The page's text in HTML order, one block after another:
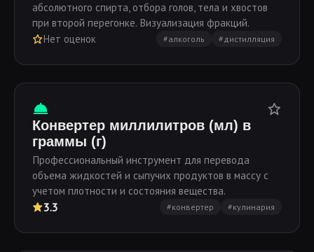
абсолютного спирта, отбора голов, тела и хвостов
при второй перегонке. Визуализация фракций.
Нет оценок
#алкоголь #дистилляция
Конвертер миллилитров (мл) в
граммы (г)
Профессиональный инструмент для перевода
объема жидкостей и сыпучих продуктов в массу с
учетом плотности и состояния вещества.
3.3 #конвертер #кулинария